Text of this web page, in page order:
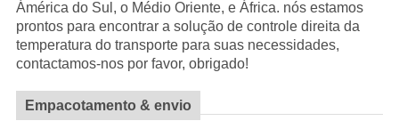
Ámérica do Sul, o Médio Oriente, e África. nós estamos
prontos para encontrar a solução de controle direita da
temperatura do transporte para suas necessidades,
contactamos-nos por favor, obrigado!
Empacotamento & envio